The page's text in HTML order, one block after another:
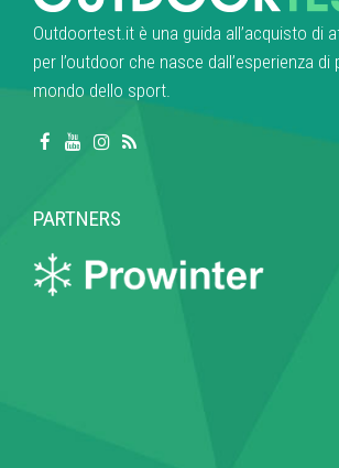
Outdoortest.it è una guida all’acquisto di
per l’outdoor che nasce dall’esperienza
mondo dello sport.
PARTNERS